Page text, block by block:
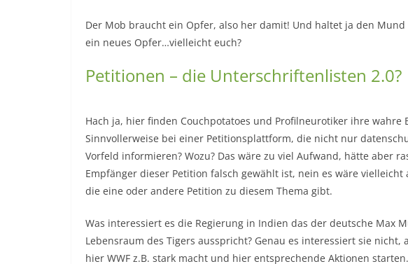
Der Mob braucht ein Opfer, also her damit! Und haltet ja den
ein neues Opfer…vielleicht euch?
Petitionen – die Unterschriftenlisten 2.0?
Hach ja, hier finden Couchpotatoes und Profilneurotiker ihre wahre
Sinnvollerweise bei einer Petitionsplattform, die nicht nur
Vorfeld informieren? Wozu? Das wäre zu viel Aufwand, hätte aber
Empfänger dieser Petition falsch gewählt ist, nein es wäre
die eine oder andere Petition zu diesem Thema gibt.
Was interessiert es die Regierung in Indien das der deutsche Max
Lebensraum des Tigers ausspricht? Genau es interessiert sie
hier WWF z.B. stark macht und hier entsprechende Aktionen starten.